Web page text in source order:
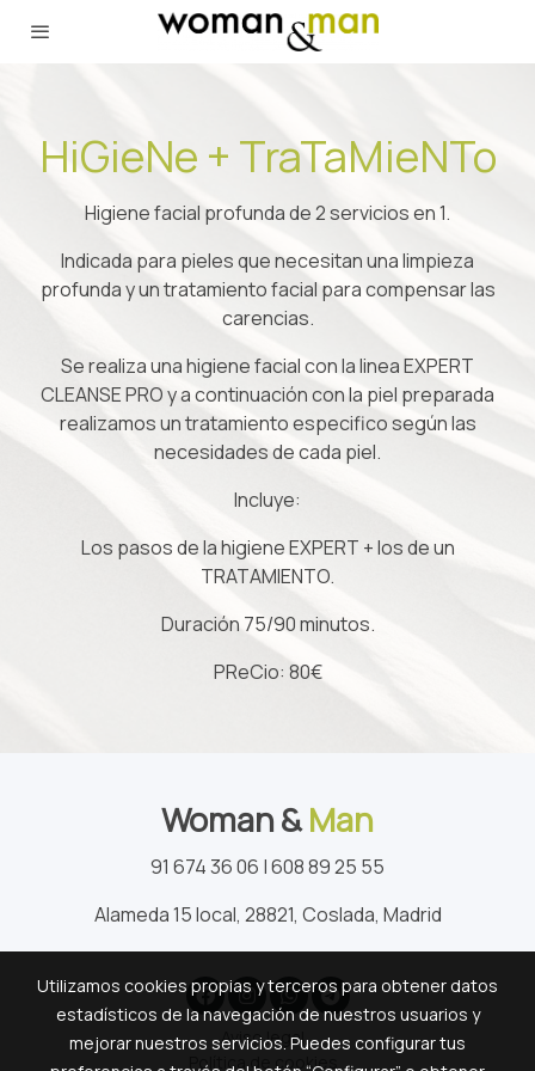
HiGieNe + TraTaMieNTo
Higiene facial profunda de 2 servicios en 1.
Indicada para pieles que necesitan una limpieza
profunda y un tratamiento facial para compensar las
carencias.
Se realiza una higiene facial con la linea EXPERT
CLEANSE PRO y a continuación con la piel preparada
realizamos un tratamiento especifico según las
necesidades de cada piel.
Incluye:
Los pasos de la higiene EXPERT + los de un
TRATAMIENTO.
Duración 75/90 minutos.
PReCio: 80€
Woman &Man
91 674 36 06 | 608 89 25 55
Alameda 15 local, 28821, Coslada, Madrid
Aviso legal
Política de cookies
Utilizamos cookies propias y terceros para obtener datos
estadísticos de la navegación de nuestros usuarios y
mejorar nuestros servicios. Puedes configurar tus